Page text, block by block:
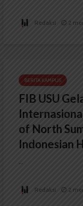
Redaksi 2
BERITA KAMPUS
FIB USU
of North
Indonesian
...
Redaksi 2